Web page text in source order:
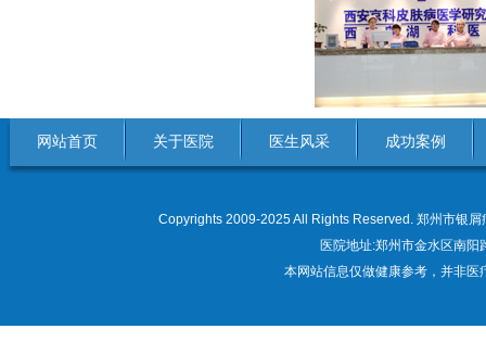
网站首页 关于医院 医生风采 成功案例
Copyrights 2009-2025 All Rights Reserved. 郑州市银
医院地址:郑州市金水区南
本网站信息仅做健康参考，并非